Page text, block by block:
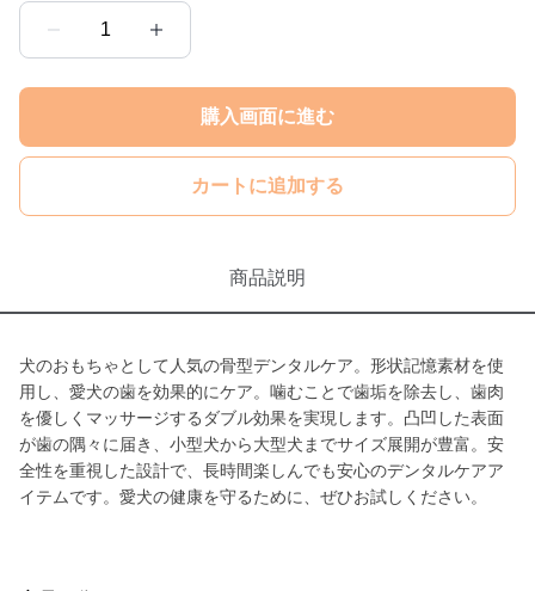
1
購入画面に進む
カートに追加する
商品説明
犬のおもちゃとして人気の骨型デンタルケア。形状記憶素材を使
用し、愛犬の歯を効果的にケア。噛むことで歯垢を除去し、歯肉
を優しくマッサージするダブル効果を実現します。凸凹した表面
が歯の隅々に届き、小型犬から大型犬までサイズ展開が豊富。安
全性を重視した設計で、長時間楽しんでも安心のデンタルケアア
イテムです。愛犬の健康を守るために、ぜひお試しください。